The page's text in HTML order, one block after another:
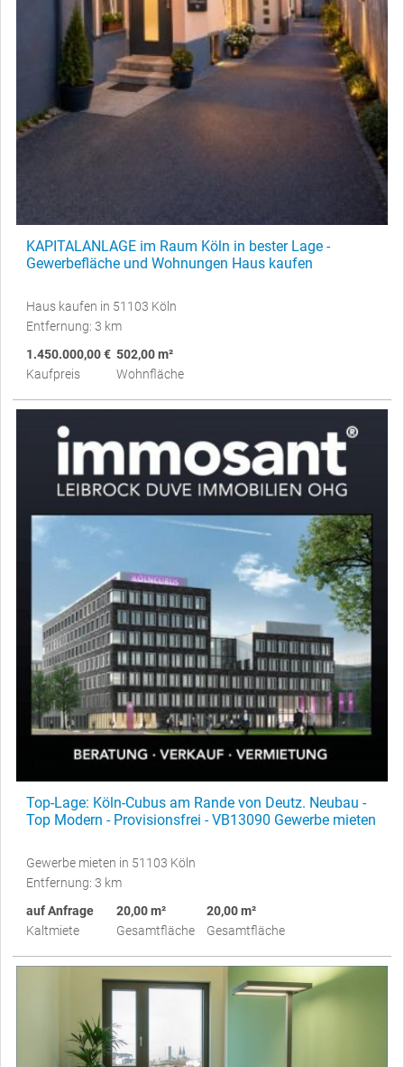
KAPITALANLAGE im Raum Köln in bester Lage -
Gewerbefläche und Wohnungen Haus kaufen
Haus kaufen in 51103 Köln
Entfernung: 3 km
1.450.000,00 €
Kaufpreis
502,00 m²
Wohnfläche
Top-Lage: Köln-Cubus am Rande von Deutz. Neubau -
Top Modern - Provisionsfrei - VB13090 Gewerbe mieten
Gewerbe mieten in 51103 Köln
Entfernung: 3 km
auf Anfrage
Kaltmiete
20,00 m²
Gesamtfläche
20,00 m²
Gesamtfläche